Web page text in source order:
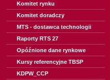
Komitet rynku
Komitet doradczy
MTS - dostawca technologii
Raporty RTS 27
Opóźnione dane rynkowe
Kursy referencyjne TBSP
KDPW_CCP